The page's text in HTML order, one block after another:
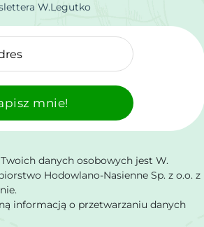
W.Legutko
mnie!
danych osobowych jest W.
Hodowlano-Nasienne Sp. z o.o. z
informacją o przetwarzaniu danych